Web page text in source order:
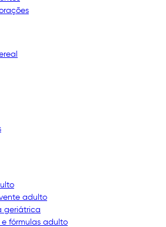
adulto
geriátrica
e fórmulas adulto